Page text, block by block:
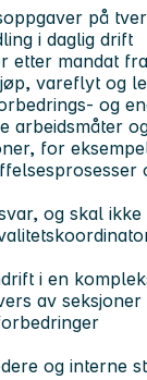
på
i daglig drift
etter mandat
vareflyt og
og
arbeidsmåter
for
og skal
i en
av
og interne